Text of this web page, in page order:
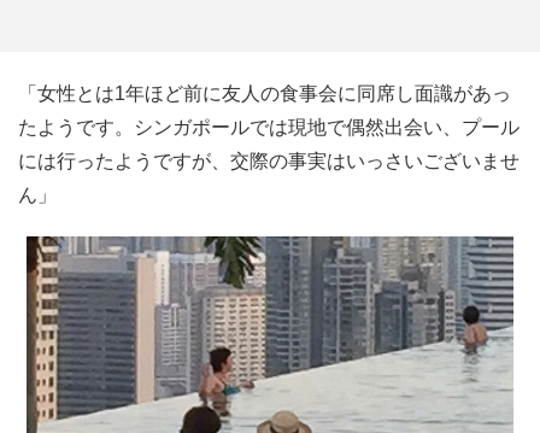
「女性とは1年ほど前に友人の食事会に同席し面識があっ
たようです。シンガポールでは現地で偶然出会い、プール
には行ったようですが、交際の事実はいっさいございませ
ん」